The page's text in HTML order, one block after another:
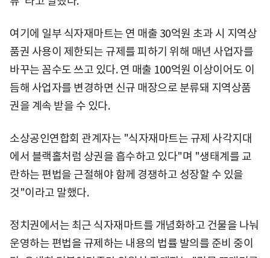
여기에 일부 식자재마트는 연 매출 30억원 초과 시 지역상
품권 사용이 제한되는 규제를 피하기 위해 매년 사업자를
바꾸는 꼼수도 쓰고 있다. 연 매출 100억원 이상이어도 이
듬해 사업자를 변경하면 신규 매장으로 분류돼 지역상품
권을 계속 받을 수 있다.
소상공인연합회 관계자는 "식자재마트는 규제 사각지대
에서 블랙홀처럼 상권을 흡수하고 있다"며 "생태계를 교
란하는 편법을 근절해야 함께 경쟁하고 성장할 수 있을
것"이라고 말했다.
정치권에서는 최근 식자재마트를 개념화하고 건물을 나눠
운영하는 편법을 규제하는 내용의 법률 발의를 준비 중이